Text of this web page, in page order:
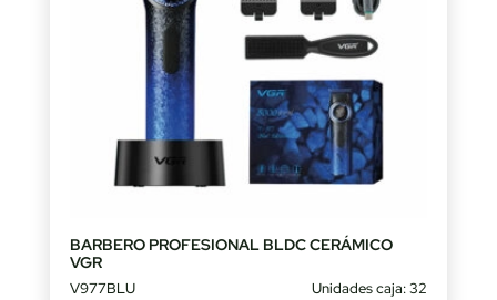
BARBERO PROFESIONAL BLDC CERÁMICO
VGR
V977BLU Unidades caja: 32